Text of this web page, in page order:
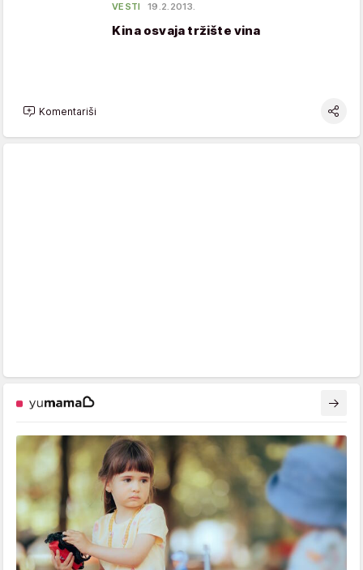
VESTI 19.2.2013.
Kina osvaja tržište vina
Komentariši